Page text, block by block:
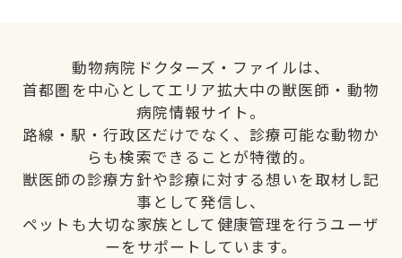
動物病院ドクターズ・ファイルは、
首都圏を中心としてエリア拡大中の獣医師・動物
病院情報サイト。
路線・駅・行政区だけでなく、診療可能な動物か
らも検索できることが特徴的。
獣医師の診療方針や診療に対する想いを取材し記
事として発信し、
ペットも大切な家族として健康管理を行うユーザ
ーをサポートしています。